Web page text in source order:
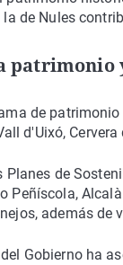
de Nules
de
d'Uixó,
Planes de
Peñíscola,
además de
Gobierno ha